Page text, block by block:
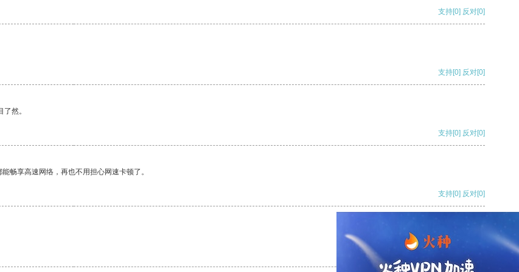
支持[0] 反对[0]
支持[0] 反对[0]
然。
支持[0] 反对[0]
畅享高速网络，再也不用担心网速卡顿了。
支持[0] 反对[0]